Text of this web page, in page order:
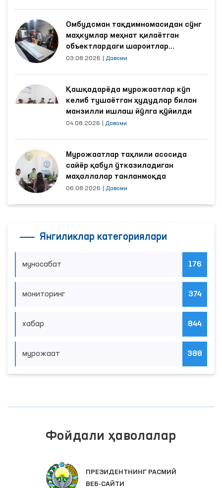
Омбудсман тақдимномасидан сўнг
маҳкумлар меҳнат қилаётган
объектлардаги шароитлар
яхшиланди
03.08.2026 Давоми
Қашқадарёда мурожаатлар кўп
келиб тушаётган ҳудудлар билан
манзилли ишлаш йўлга қўйилди
04.08.2026 Давоми
Мурожаатлар таҳлили асосида
сайёр қабул ўтказиладиган
маҳаллалар танланмоқда
06.08.2026 Давоми
Янгиликлар категориялари
муносабат 176
мониторинг 374
хабар 844
мурожаат 388
Фойдали ҳаволалар
ПРЕЗИДЕНТНИНГ РАСМИЙ
ВЕБ-САЙТИ